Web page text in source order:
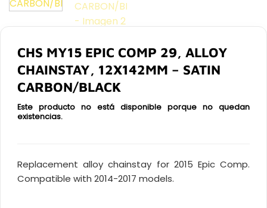
CHS MY15 EPIC COMP 29, ALLOY
CHAINSTAY, 12X142MM – SATIN
CARBON/BLACK
Este producto no está disponible porque no quedan
existencias.
Replacement alloy chainstay for 2015 Epic Comp.
Compatible with 2014-2017 models.